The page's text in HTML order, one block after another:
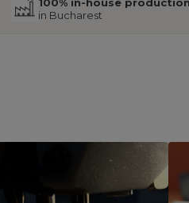
100% in-house
in Bucharest